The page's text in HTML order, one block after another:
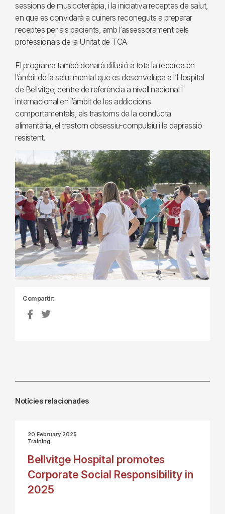
sessions de musicoteràpia, i la iniciativa receptes de salut,
en que es convidarà a cuiners reconeguts a preparar
receptes per als pacients, amb l’assessorament dels
professionals de la Unitat de TCA.
El programa també donarà difusió a tota la recerca en
l’àmbit de la salut mental que es desenvolupa a l’Hospital
de Bellvitge, centre de referència a nivell nacional i
internacional en l’àmbit de les addiccions
comportamentals, els trastorns de la conducta
alimentària, el trastorn obsessiu-compulsiu i la depressió
resistent.
Compartir:
Notícies relacionades
20 February 2025
Training
Bellvitge Hospital promotes
Corporate Social Responsibility in
2025